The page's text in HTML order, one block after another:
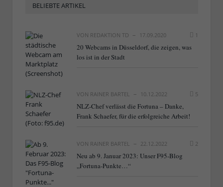
BELIEBTE ARTIKEL
VON REDAKTION TD 17.09.2020 1
20 Webcams in Düsseldorf, die zeigen, was
los ist in der Stadt
VON RAINER BARTEL 10.12.2022 5
NLZ-Chef verlässt die Fortuna – Danke,
Frank Schaefer, für die erfolgreiche Arbeit!
VON RAINER BARTEL 22.12.2022 2
Neu ab 9. Januar 2023: Unser F95-Blog
„Fortuna-Punkte…“